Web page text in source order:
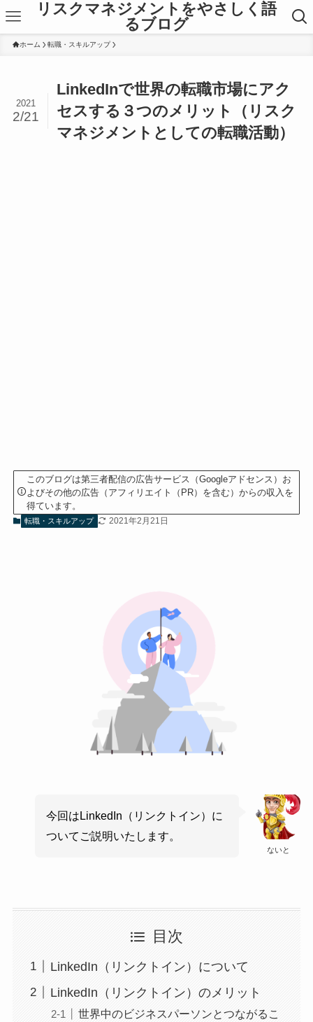
リスクマネジメントをやさしく語
るブログ
ホーム 転職・スキルアップ
LinkedInで世界の転職市場にアク
セスする３つのメリット（リスク
マネジメントとしての転職活動）
2021
2/21
このブログは第三者配信の広告サービス（Googleアドセンス）お
よびその他の広告（アフィリエイト（PR）を含む）からの収入を
得ています。
転職・スキルアップ 2021年2月21日
ないと
今回はLinkedIn（リンクトイン）に
ついてご説明いたします。
目次
LinkedIn（リンクトイン）について
LinkedIn（リンクトイン）のメリット
世界中のビジネスパーソンとつながるこ